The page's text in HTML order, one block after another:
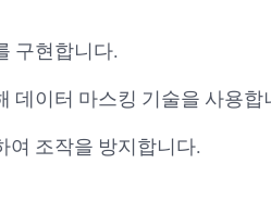
구현합니다.
데이터 마스킹 기술을 사용합
여 조작을 방지합니다.